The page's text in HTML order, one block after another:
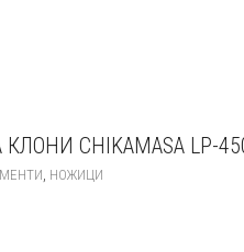
CHIKAMASA LP-
НОЖИЦИ